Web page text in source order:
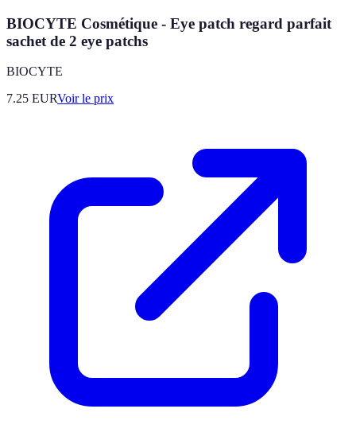
BIOCYTE Cosmétique - Eye patch regard parfait
sachet de 2 eye patchs
BIOCYTE
7.25 EURVoir le prix